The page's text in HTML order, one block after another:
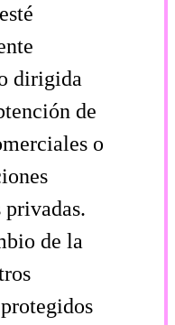
dirigida
de
o
privadas.
de la